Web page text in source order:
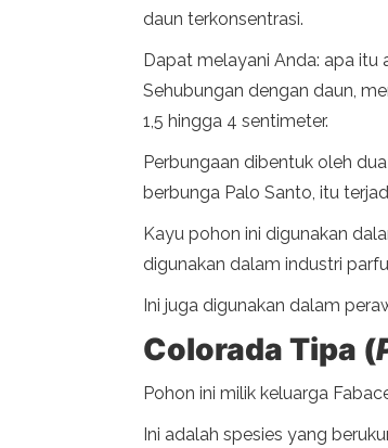
daun terkonsentrasi.
Dapat melayani Anda: apa itu
Sehubungan dengan daun,
1,5 hingga 4 sentimeter.
Perbungaan dibentuk oleh
berbunga Palo Santo, itu
Kayu pohon ini digunakan
digunakan dalam industri
Ini juga digunakan dalam
Colorada Tipa (
Pohon ini milik keluarga
Ini adalah spesies yang